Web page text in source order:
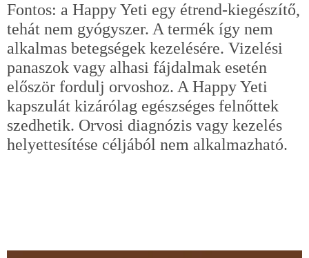
Fontos: a Happy Yeti egy étrend-kiegészítő,
tehát nem gyógyszer. A termék így nem
alkalmas betegségek kezelésére. Vizelési
panaszok vagy alhasi fájdalmak esetén
először fordulj orvoshoz. A Happy Yeti
kapszulát kizárólag egészséges felnőttek
szedhetik. Orvosi diagnózis vagy kezelés
helyettesítése céljából nem alkalmazható.